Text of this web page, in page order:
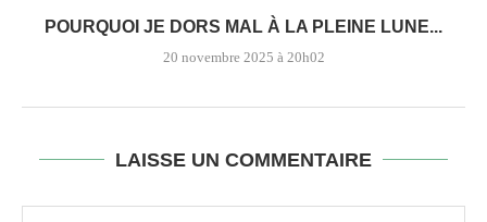
POURQUOI JE DORS MAL À LA PLEINE LUNE...
20 novembre 2025 à 20h02
LAISSE UN COMMENTAIRE